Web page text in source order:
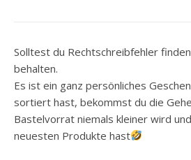
Solltest du Rechtschreibfehler
behalten.
Es ist ein ganz persönliches
sortiert hast, bekommst du die
Bastelvorrat niemals kleiner wird
neuesten Produkte hast